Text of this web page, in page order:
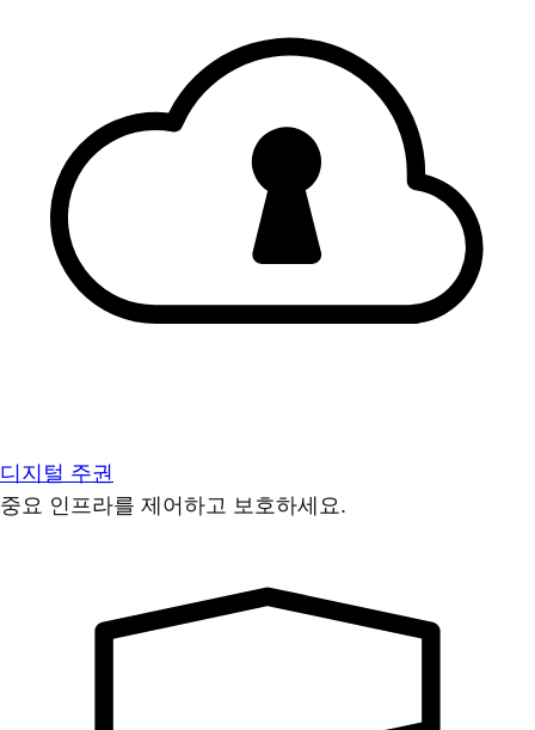
디지털 주권
중요 인프라를 제어하고 보호하세요.